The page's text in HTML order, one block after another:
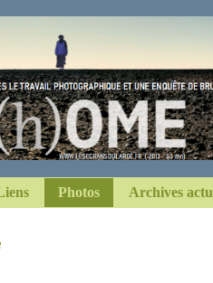
Photos Archives actu